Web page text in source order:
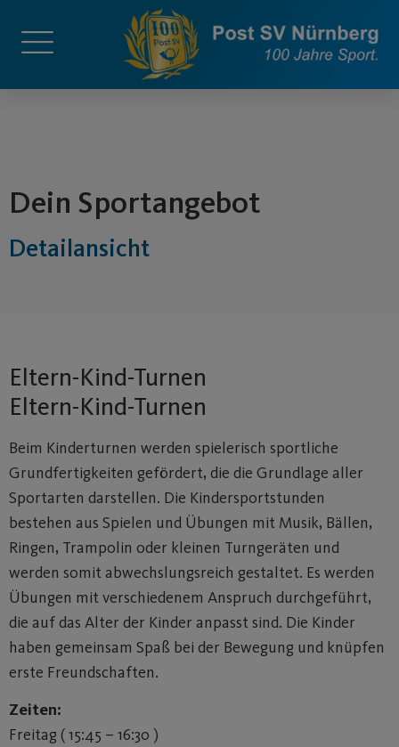
Dein Sportangebot
Detailansicht
Eltern-Kind-Turnen
Eltern-Kind-Turnen
Beim Kinderturnen werden spielerisch sportliche
Grundfertigkeiten gefördert, die die Grundlage aller
Sportarten darstellen. Die Kindersportstunden
bestehen aus Spielen und Übungen mit Musik, Bällen,
Ringen, Trampolin oder kleinen Turngeräten und
werden somit abwechslungsreich gestaltet. Es werden
Übungen mit verschiedenem Anspruch durchgeführt,
die auf das Alter der Kinder anpasst sind. Die Kinder
haben gemeinsam Spaß bei der Bewegung und knüpfen
erste Freundschaften.
Zeiten:
Freitag ( 15:45 – 16:30 )